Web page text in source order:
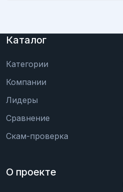
Каталог
Категории
Компании
Лидеры
Сравнение
Скам-проверка
О проекте